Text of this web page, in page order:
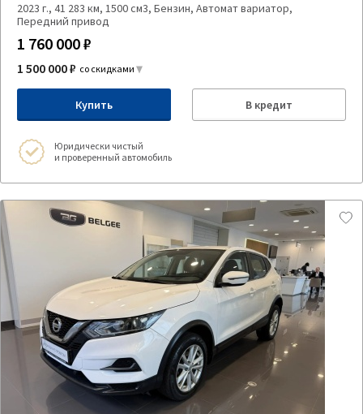
2023 г., 41 283 км, 1500 см3, Бензин, Автомат вариатор,
Передний привод
1 760 000 ₽
1 500 000 ₽ со скидками
Купить В кредит
Юридически чистый
и проверенный автомобиль